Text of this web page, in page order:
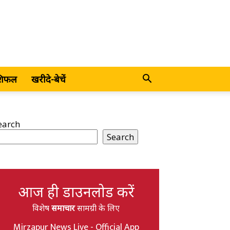
खरीदे-बेचें
Search
आज ही डाउनलोड करें
विशेषसमाचारसामग्री के लिए